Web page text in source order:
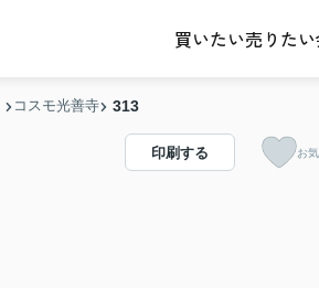
買いたい売りたい
コスモ光善寺 313
印刷する お